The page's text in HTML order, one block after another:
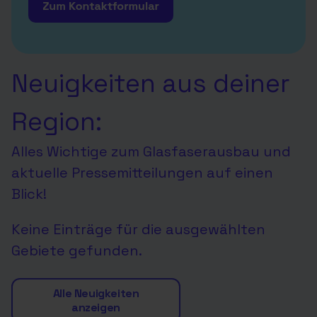
Neuigkeiten aus deiner
Region:
Alles Wichtige zum Glasfaserausbau und
aktuelle Pressemitteilungen auf einen
Blick!
Keine Einträge für die ausgewählten
Gebiete gefunden.
Alle Neuigkeiten
anzeigen